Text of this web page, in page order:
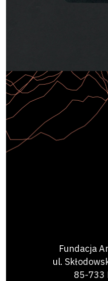
Fundacja
ul.
85-733